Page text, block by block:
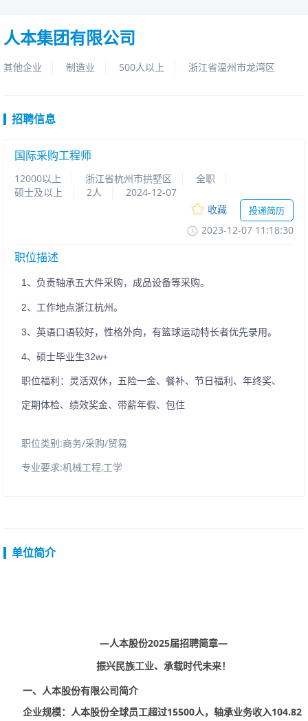
人本集团有限公司
其他企业 制造业 500人以上 浙江省温州市龙湾区
招聘信息
国际采购工程师
12000以上 浙江省杭州市拱墅区
全职
硕士及以上
2人
2024-12-07
收藏
投递简历
2023-12-0711:18:30
职位描述
1、负责轴承五大件采购，成品设备等采购。
2、工作地点浙江杭州。
3、英语口语较好，性格外向，有篮球运动特长者优先录用。
4、硕士毕业生32w+
职位福利：灵活双休，五险一金、餐补、节日福利、年终奖、
定期体检、绩效奖金、带薪年假、包住
职位类别:商务/采购/贸易
专业要求:机械工程,工学
单位简介
—人本股份2025届招聘简章—
振兴民族工业、承载时代未来！
一、 人本股份有限公司简介
企业规模： 人本股份全球员工超过15500人，轴承业务收入104.82